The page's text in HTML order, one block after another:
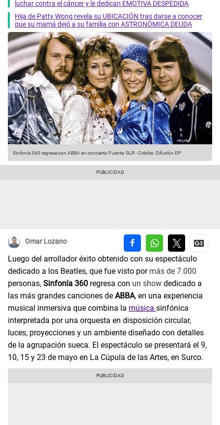
luchar contra el cáncer y le dedican EMOTIVA DESPEDIDA
Hija de Patty Wong revela su UBICACIÓN tras darse a conocer
que su mamá dejó a su familia con ASTRONÓMICA DEUDA
Sinfonía 360 regresa con ABBA en conciertoFuente: GLR-Crédito: Difusión EP
Omar Lozano
Luego del arrollador éxito obtenido con su espectáculo
dedicado a los Beatles, que fue visto por más de 7.000
personas, Sinfonía 360 regresa con un show dedicado a
las más grandes canciones de ABBA, en una experiencia
musical inmersiva que combina la música sinfónica
interpretada por una orquesta en disposición circular,
luces, proyecciones y un ambiente diseñado con detalles
de la agrupación sueca. El espectáculo se presentará el 9,
10, 15 y 23 de mayo en La Cúpula de las Artes, en Surco.